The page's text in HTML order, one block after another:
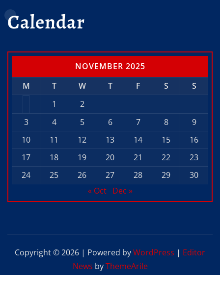
Calendar
NOVEMBER 2025
M
T W T F S
S
1
2
3
4 5 6 7 8
9
10
11 12 13 14 15
16
17
18 19 20 21 22
23
24
25 26 27 28 29
30
« Oct
Dec »
Copyright © 2026 | Powered byWordPress | Editor
News byThemeArile